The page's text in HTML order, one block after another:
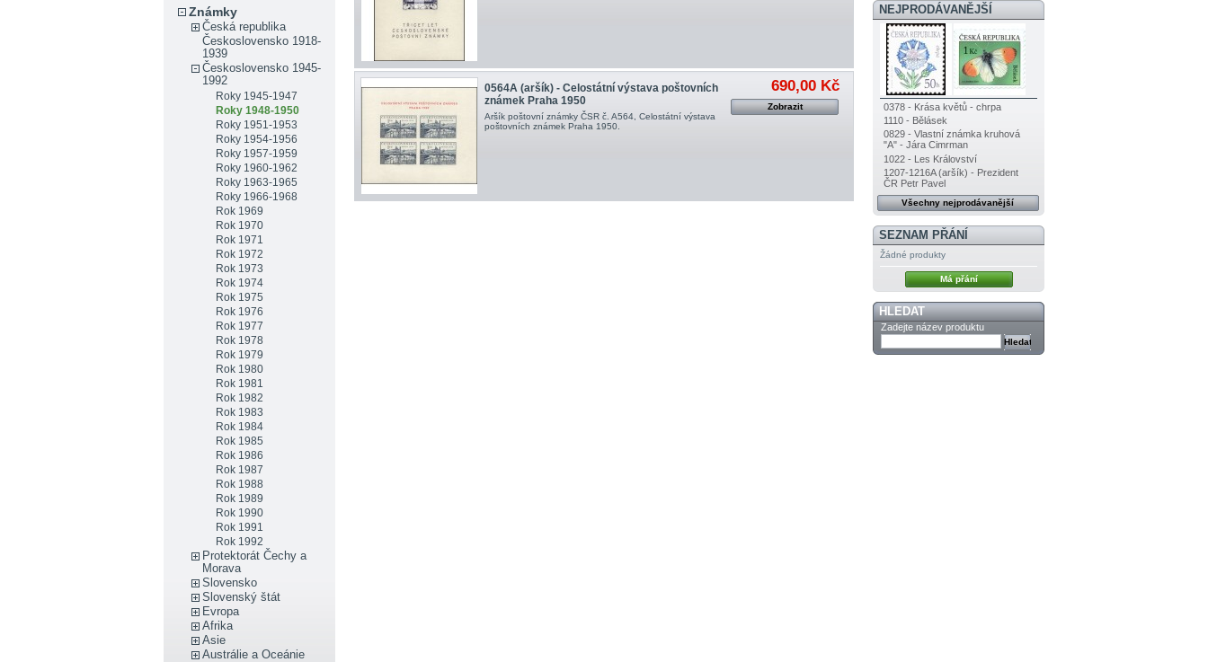
Známky
Česká republika
Československo 1918-
1939
Československo 1945-
1992
Roky 1945-1947
Roky 1948-1950
Roky 1951-1953
Roky 1954-1956
Roky 1957-1959
Roky 1960-1962
Roky 1963-1965
Roky 1966-1968
Rok 1969
Rok 1970
Rok 1971
Rok 1972
Rok 1973
Rok 1974
Rok 1975
Rok 1976
Rok 1977
Rok 1978
Rok 1979
Rok 1980
Rok 1981
Rok 1982
Rok 1983
Rok 1984
Rok 1985
Rok 1986
Rok 1987
Rok 1988
Rok 1989
Rok 1990
Rok 1991
Rok 1992
Protektorát Čechy a
Morava
Slovensko
Slovenský štát
Evropa
Afrika
Asie
Austrálie a Oceánie
0564A (aršík) - Celostátní výstava poštovních
známek Praha 1950
Aršík poštovní známky ČSR č. A564, Celostátní výstava
poštovních známek Praha 1950.
690,00 Kč
Zobrazit
NEJPRODÁVANĚJŠÍ
0378 - Krása květů - chrpa
1110 - Bělásek
0829 - Vlastní známka kruhová
"A" - Jára Cimrman
1022 - Les Království
1207-1216A (aršík) - Prezident
ČR Petr Pavel
Všechny nejprodávanější
SEZNAM PŘÁNÍ
Žádné produkty
Má přání
HLEDAT
Zadejte název produktu